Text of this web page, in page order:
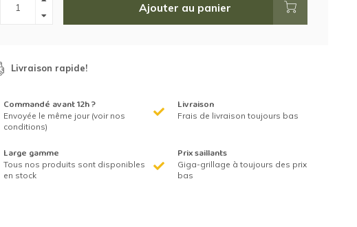
Ajouter au panier
Livraison rapide!
Commandé avant 12h ?
Envoyée le même jour (voir nos
conditions)
Livraison
Frais de livraison toujours bas
Large gamme
Tous nos produits sont disponibles
en stock
Prix saillants
Giga-grillage à toujours des prix
bas